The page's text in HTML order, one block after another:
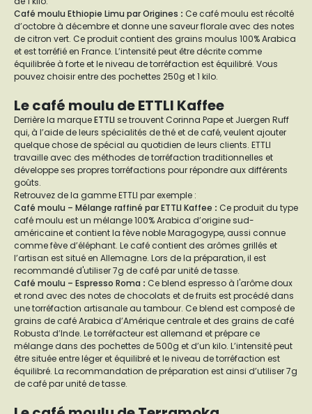
Café moulu Ethiopie Limu par Origines : Ce café moulu est récolté
d’octobre à décembre et donne une saveur florale avec des notes
de citron vert. Ce produit contient des grains moulus 100% Arabica
et est torréfié en France. L’intensité peut être décrite comme
équilibrée à forte et le niveau de torréfaction est équilibré. Vous
pouvez choisir entre des pochettes 250g et 1 kilo.
Le café moulu de ETTLI Kaffee
Derrière la marqueETTLI se trouvent Corinna Pape et Juergen Ruff
qui, à l’aide de leurs spécialités de thé et de café, veulent ajouter
quelque chose de spécial au quotidien de leurs clients. ETTLI
travaille avec des méthodes de torréfaction traditionnelles et
développe ses propres torréfactions pour répondre aux différents
goûts.
Retrouvez de la gamme ETTLI par exemple :
Café moulu – Mélange raffiné par ETTLI Kaffee : Ce produit du type
café moulu est un mélange 100% Arabica d’origine sud-
américaine et contient la fève noble Maragogype, aussi connue
comme fève d’éléphant. Le café contient des arômes grillés et
l’artisan est situé en Allemagne. Lors de la préparation, il est
recommandé d'utiliser 7g de café par unité de tasse.
Café moulu – Espresso Roma : Ce blend espresso à l'arôme doux
et rond avec des notes de chocolats et de fruits est procédé dans
une torréfaction artisanale au tambour. Ce blend est composé de
grains de café Arabica d’Amérique centrale et des grains de café
Robusta d’Inde. Le torréfacteur est allemand et prépare ce
mélange dans des pochettes de 500g et d’un kilo. L’intensité peut
être située entre léger et équilibré et le niveau de torréfaction est
équilibré. La recommandation de préparation est ainsi d’utiliser 7g
de café par unité de tasse.